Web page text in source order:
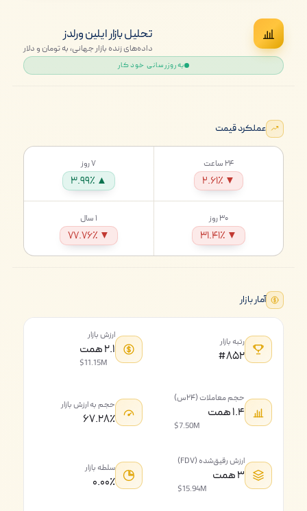
تحلیل بازار ایلین ورلدز
داده‌های زنده بازار جهانی، به تومان و دلار
به‌روزرسانی خودکار
عملکرد قیمت
۲۴ ساعت
▼ ۲.۶۱٪
۷ روز
▲ ۳.۹۹٪
۳۰ روز
▼ ۳۱.۴۱٪
۱ سال
▼ ۷۷.۷۶٪
آمار بازار
رتبه بازار
#۸۵۲
ارزش بازار
۲.۱ همت
$11.15M
حجم معاملات (۲۴س)
۱.۴ همت
$7.50M
حجم به ارزش بازار
۶۷.۲۸٪
ارزش رقیق‌شده (FDV)
۳ همت
$15.94M
سلطه بازار
۰.۰۰٪